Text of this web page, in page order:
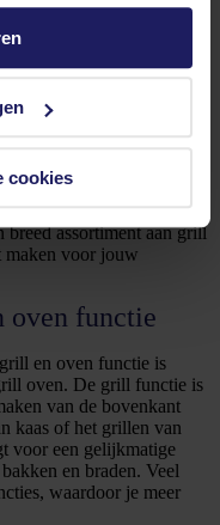
cookies
combineert de functies
grill, waardoor je
afwerking krijgen. Of je nu
een grill oven biedt de
assortiment aan grill
maken voor jouw
oven functie
en oven functie is
oven. De grill functie is
van de bovenkant
kaas of het grillen van
voor een gelijkmatige
en braden. Veel
waardoor je meer